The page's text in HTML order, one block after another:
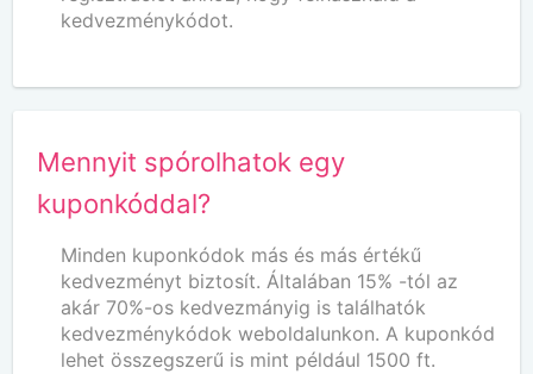
kedvezménykódot.
Mennyit spórolhatok egy
kuponkóddal?
Minden kuponkódok más és más értékű
kedvezményt biztosít. Általában 15% -tól az
akár 70%-os kedvezmányig is találhatók
kedvezménykódok weboldalunkon. A kuponkód
lehet összegszerű is mint például 1500 ft.